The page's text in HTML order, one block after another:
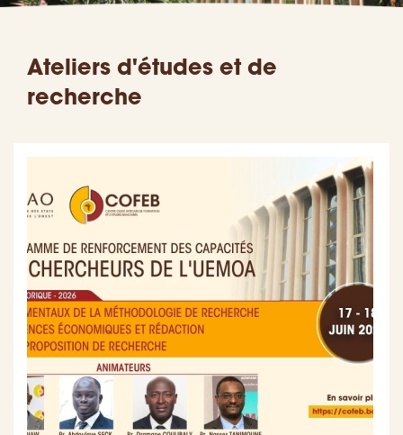
Ateliers d'études et de
recherche